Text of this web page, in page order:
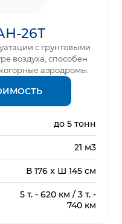
26Т
с грунтовыми
воздуха, способен
аэродромы.
до 5 тонн
21 м3
В 176 x Ш 145 см
5 т. - 620 км / 3 т. -
740 км